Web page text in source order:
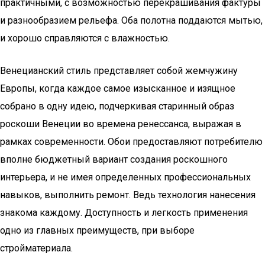
практичными, с возможностью перекрашивания фактуры
и разнообразием рельефа. Оба полотна поддаются мытью,
и хорошо справляются с влажностью.
Венецианский стиль представляет собой жемчужину
Европы, когда каждое самое изысканное и изящное
собрано в одну идею, подчеркивая старинный образ
роскоши Венеции во времена ренессанса, выражая в
рамках современности. Обои предоставляют потребителю
вполне бюджетный вариант создания роскошного
интерьера, и не имея определенных профессиональных
навыков, выполнить ремонт. Ведь технология нанесения
знакома каждому. Доступность и легкость применения
одно из главных преимуществ, при выборе
стройматериала.